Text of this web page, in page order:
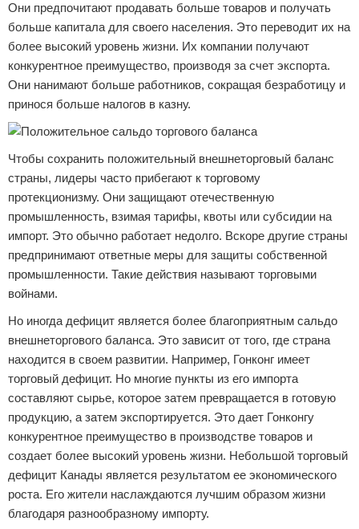
Они предпочитают продавать больше товаров и получать
больше капитала для своего населения. Это переводит их на
более высокий уровень жизни. Их компании получают
конкурентное преимущество, производя за счет экспорта.
Они нанимают больше работников, сокращая безработицу и
принося больше налогов в казну.
Чтобы сохранить положительный внешнеторговый баланс
страны, лидеры часто прибегают к торговому
протекционизму. Они защищают отечественную
промышленность, взимая тарифы, квоты или субсидии на
импорт. Это обычно работает недолго. Вскоре другие страны
предпринимают ответные меры для защиты собственной
промышленности. Такие действия называют торговыми
войнами.
Но иногда дефицит является более благоприятным сальдо
внешнеторгового баланса. Это зависит от того, где страна
находится в своем развитии. Например, Гонконг имеет
торговый дефицит. Но многие пункты из его импорта
составляют сырье, которое затем превращается в готовую
продукцию, а затем экспортируется. Это дает Гонконгу
конкурентное преимущество в производстве товаров и
создает более высокий уровень жизни. Небольшой торговый
дефицит Канады является результатом ее экономического
роста. Его жители наслаждаются лучшим образом жизни
благодаря разнообразному импорту.